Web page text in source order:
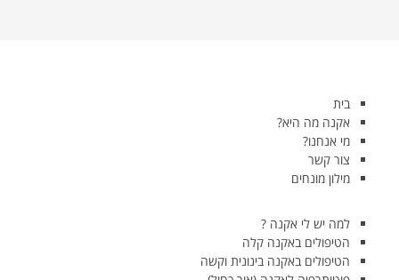
בית
אקנה מה היא?
מי אנחנו?
צור קשר
מילון מונחים
למה יש לי אקנה ?
הטיפולים באקנה קלה
הטיפולים באקנה בינונית וקשה